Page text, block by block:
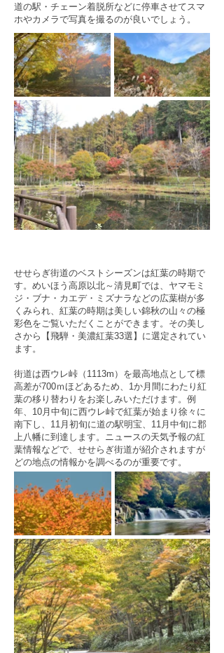
道の駅・チェーン着脱所などに停車させてスマ
ホやカメラで写真を撮るのが良いでしょう。
せせらぎ街道のベストシーズンは紅葉の時期で
す。めいほう高原以北～清見町では、ヤマモミ
ジ・ブナ・カエデ・ミズナラなどの広葉樹が多
くみられ、紅葉の時期は美しい錦秋の山々の極
彩色をご覧いただくことができます。その美し
さから【飛騨・美濃紅葉33選】に選定されてい
ます。
街道は西ウレ峠（1113m）を最高地点として標
高差が700ｍほどあるため、1か月間にわたり紅
葉の移り替わりをお楽しみいただけます。例
年、10月中旬に西ウレ峠で紅葉が始まり徐々に
南下し、11月初旬に道の駅明宝、11月中旬に郡
上八幡に到達します。ニュースの天気予報の紅
葉情報などで、せせらぎ街道が紹介されますが
どの地点の情報かを調べるのが重要です。